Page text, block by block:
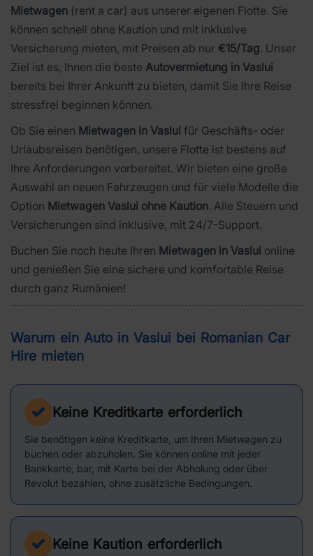
Mietwagen (rent a car) aus unserer eigenen Flotte. Sie
können schnell ohne Kaution und mit inklusive
Versicherung mieten, mit Preisen ab nur €15/Tag. Unser
Ziel ist es, Ihnen die beste Autovermietung in Vaslui
bereits bei Ihrer Ankunft zu bieten, damit Sie Ihre Reise
stressfrei beginnen können.
Ob Sie einen Mietwagen in Vaslui für Geschäfts- oder
Urlaubsreisen benötigen, unsere Flotte ist bestens auf
Ihre Anforderungen vorbereitet. Wir bieten eine große
Auswahl an neuen Fahrzeugen und für viele Modelle die
Option Mietwagen Vaslui ohne Kaution. Alle Steuern und
Versicherungen sind inklusive, mit 24/7-Support.
Buchen Sie noch heute Ihren Mietwagen in Vaslui online
und genießen Sie eine sichere und komfortable Reise
durch ganz Rumänien!
Warum ein Auto in Vaslui bei Romanian Car
Hire mieten
Keine Kreditkarte erforderlich
Sie benötigen keine Kreditkarte, um Ihren Mietwagen zu
buchen oder abzuholen. Sie können online mit jeder
Bankkarte, bar, mit Karte bei der Abholung oder über
Revolut bezahlen, ohne zusätzliche Bedingungen.
Keine Kaution erforderlich